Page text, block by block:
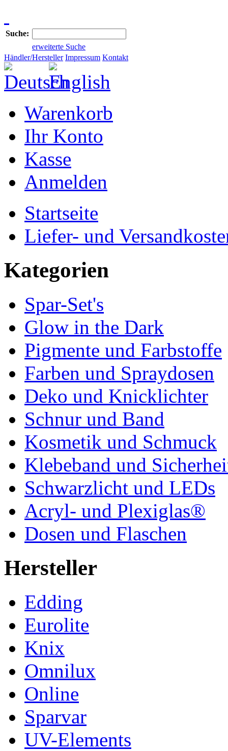
Suche:
erweiterte Suche
Händler/Hersteller Impressum Kontakt
Warenkorb
Ihr Konto
Kasse
Anmelden
Startseite
Liefer- und
Kategorien
Spar-Set's
Glow in the Dark
Pigmente und Farbstoffe
Farben und Spraydosen
Deko und Knicklichter
Schnur und Band
Kosmetik und Schmuck
Klebeband und
Schwarzlicht und LEDs
Acryl- und Plexiglas®
Dosen und Flaschen
Hersteller
Edding
Eurolite
Knix
Omnilux
Online
Sparvar
UV-Elements